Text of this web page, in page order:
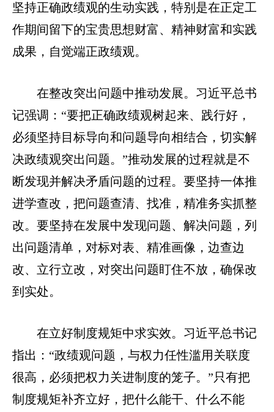
坚持正确政绩观的生动实践，特别是在正定工
作期间留下的宝贵思想财富、精神财富和实践
成果，自觉端正政绩观。
在整改突出问题中推动发展。习近平总书
记强调：“要把正确政绩观树起来、践行好，
必须坚持目标导向和问题导向相结合，切实解
决政绩观突出问题。”推动发展的过程就是不
断发现并解决矛盾问题的过程。要坚持一体推
进学查改，把问题查清、找准，精准务实抓整
改。要坚持在发展中发现问题、解决问题，列
出问题清单，对标对表、精准画像，边查边
改、立行立改，对突出问题盯住不放，确保改
到实处。
在立好制度规矩中求实效。习近平总书记
指出：“政绩观问题，与权力任性滥用关联度
很高，必须把权力关进制度的笼子。”只有把
制度规矩补齐立好，把什么能干、什么不能